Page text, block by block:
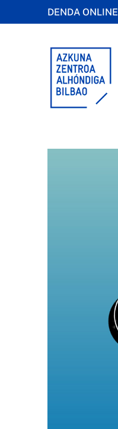
DENDA ONLINE